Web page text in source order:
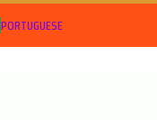
PORTUGUESE